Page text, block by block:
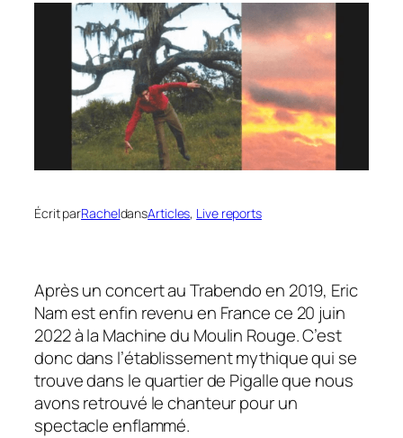
Écrit parRacheldansArticles, Live reports
Après un concert au Trabendo en 2019, Eric
Nam est enfin revenu en France ce 20 juin
2022 à la Machine du Moulin Rouge. C’est
donc dans l’établissement mythique qui se
trouve dans le quartier de Pigalle que nous
avons retrouvé le chanteur pour un
spectacle enflammé.